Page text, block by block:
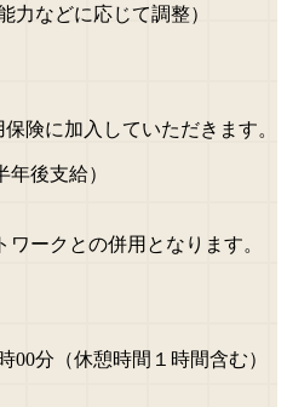
力などに応じて調整）
険に加入していただきます。
年後支給）
ークとの併用となります。
00分（休憩時間１時間含む）